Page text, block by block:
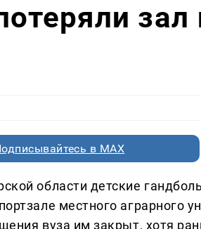
зал
в MAX
области детские
местного аграрного
вуза им закрыт, хотя